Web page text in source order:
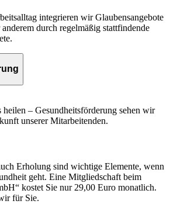
integrieren wir Glaubensangebote
durch regelmäßig stattfindende
heilen – Gesundheitsförderung sehen wir
unserer Mitarbeitenden.
Erholung sind wichtige Elemente, wenn
geht. Eine Mitgliedschaft beim
kostet Sie nur 29,00 Euro monatlich.
für Sie.